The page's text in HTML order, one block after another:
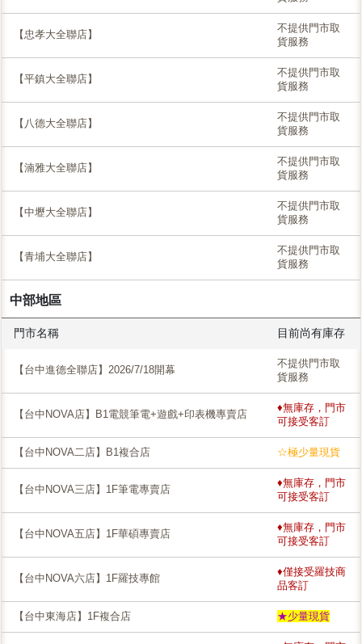
【忠孝大全聯店】
不提供門市取
貨服務
【平鎮大全聯店】
不提供門市取
貨服務
【八德大全聯店】
不提供門市取
貨服務
【湳雅大全聯店】
不提供門市取
貨服務
【中壢大全聯店】
不提供門市取
貨服務
【青埔大全聯店】
不提供門市取
貨服務
中部地區
門市名稱 目前尚有庫存
【台中進德全聯店】2026/7/18開幕
不提供門市取
貨服務
【台中NOVA店】B1電競筆電+遊戲+印表機專賣店
♦無庫存，門市
可接受客訂
【台中NOVA二店】B1複合店 ☆極少量現貨
【台中NOVA三店】1F筆電專賣店
♦無庫存，門市
可接受客訂
【台中NOVA五店】1F華碩專賣店
♦無庫存，門市
可接受客訂
【台中NOVA六店】1F羅技專館
♦僅接受羅技商
品客訂
【台中東海店】1F複合店 ★少量現貨